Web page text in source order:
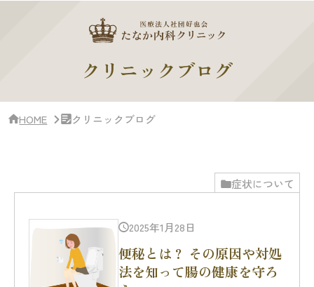
クリニックブログ
HOME クリニックブログ
症状について
2025年1月28日
便秘とは？ その原因や対処
法を知って腸の健康を守ろ